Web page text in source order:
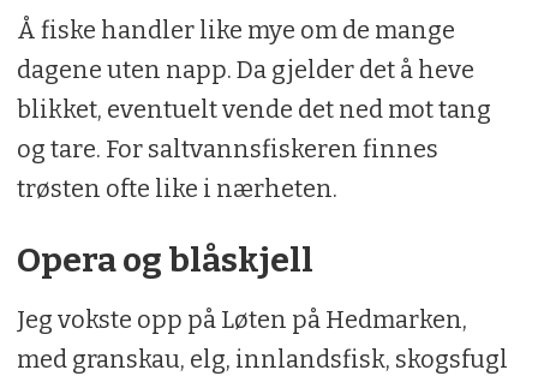
Å fiske handler like mye om de mange
dagene uten napp. Da gjelder det å heve
blikket, eventuelt vende det ned mot tang
og tare. For saltvannsfiskeren finnes
trøsten ofte like i nærheten.
Opera og blåskjell
Jeg vokste opp på Løten på Hedmarken,
med granskau, elg, innlandsfisk, skogsfugl